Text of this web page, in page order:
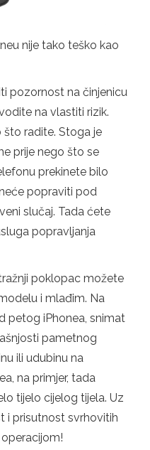
nije tako teško kao
pozornost na činjenicu
na vlastiti rizik.
radite. Stoga je
prije nego što se
prekinete bilo
popraviti pod
slučaj. Tada ćete
popravljanja
poklopac možete
i mlađim. Na
petog iPhonea, snimat
pametnog
ili udubinu na
na primjer, tada
tijelo cijelog tijela. Uz
i prisutnost svrhovitih